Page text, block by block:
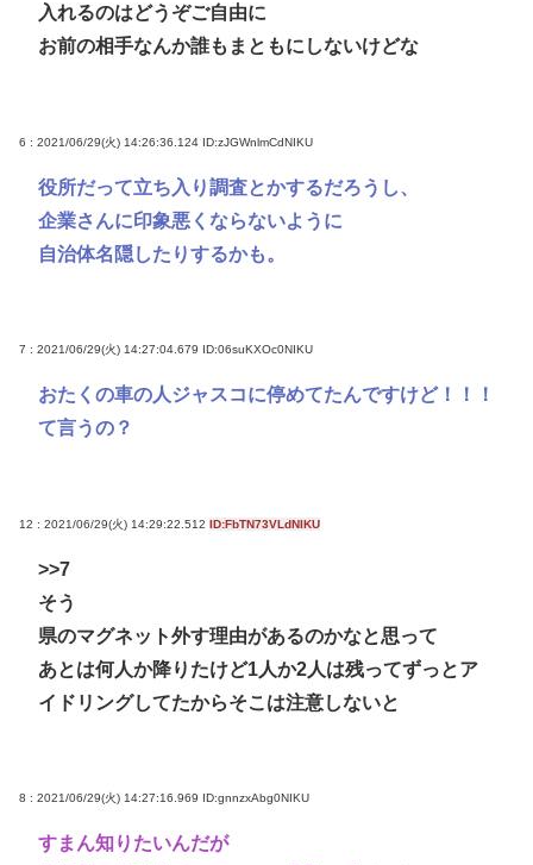
入れるのはどうぞご自由に
お前の相手なんか誰もまともにしないけどな
6 : 2021/06/29(火) 14:26:36.124 ID:zJGWnlmCdNIKU
役所だって立ち入り調査とかするだろうし、
企業さんに印象悪くならないように
自治体名隠したりするかも。
7 : 2021/06/29(火) 14:27:04.679 ID:06suKXOc0NIKU
おたくの車の人ジャスコに停めてたんですけど！！！
て言うの？
12 : 2021/06/29(火) 14:29:22.512 ID:FbTN73VLdNIKU
>>7
そう
県のマグネット外す理由があるのかなと思って
あとは何人か降りたけど1人か2人は残ってずっとア
イドリングしてたからそこは注意しないと
8 : 2021/06/29(火) 14:27:16.969 ID:gnnzxAbg0NIKU
すまん知りたいんだが